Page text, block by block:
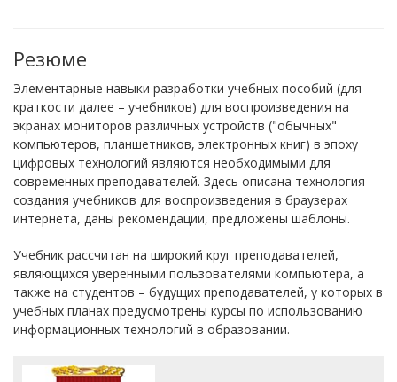
Резюме
Элементарные навыки разработки учебных пособий (для
краткости далее – учебников) для воспроизведения на
экранах мониторов различных устройств ("обычных"
компьютеров, планшетников, электронных книг) в эпоху
цифровых технологий являются необходимыми для
современных преподавателей. Здесь описана технология
создания учебников для воспроизведения в браузерах
интернета, даны рекомендации, предложены шаблоны.
Учебник рассчитан на широкий круг преподавателей,
являющихся уверенными пользователями компьютера, а
также на студентов – будущих преподавателей, у которых в
учебных планах предусмотрены курсы по использованию
информационных технологий в образовании.